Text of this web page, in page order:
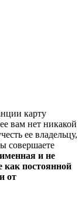
карту
вам нет никакой
ее владельцу,
совершаете
и не
как постоянной
от